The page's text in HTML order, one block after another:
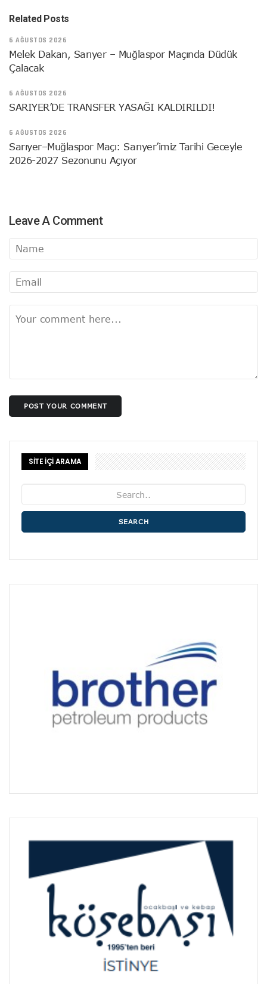
Related Posts
6 AĞUSTOS 2026
Melek Dakan, Sarıyer – Muğlaspor Maçında Düdük
Çalacak
6 AĞUSTOS 2026
SARIYER’DE TRANSFER YASAĞI KALDIRILDI!
6 AĞUSTOS 2026
Sarıyer–Muğlaspor Maçı: Sarıyer’imiz Tarihi Geceyle
2026-2027 Sezonunu Açıyor
Leave A Comment
POST YOUR COMMENT
SİTE İÇİ ARAMA
SEARCH